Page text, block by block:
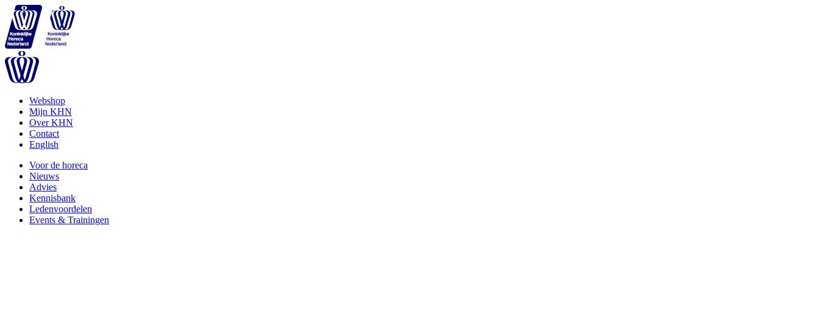
Webshop
Mijn KHN
Over KHN
Contact
English
Voor de horeca
Nieuws
Advies
Kennisbank
Ledenvoordelen
Events & Trainingen